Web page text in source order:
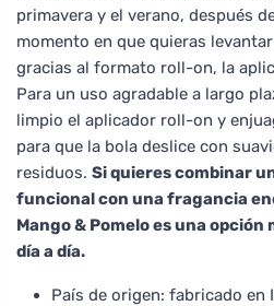
primavera y el verano, después
momento en que quieras
gracias al formato roll-on, la
Para un uso agradable a largo
limpio el aplicador roll-on y
para que la bola deslice con
residuos. Si quieres combinar
funcional con una fragancia
Mango & Pomelo es una
día a día.
País de origen: fabricado en